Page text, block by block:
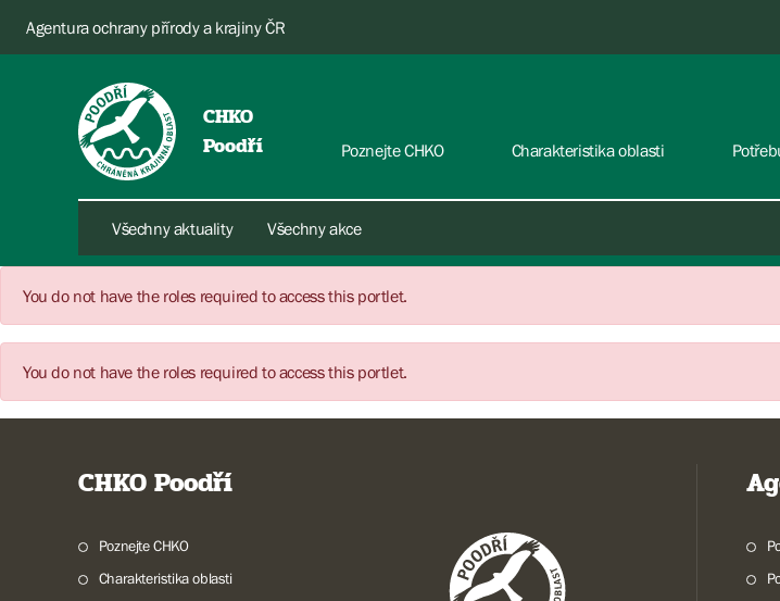
Agentura ochrany přírody a krajiny ČR
CHKO
Poodří
Poznejte CHKO Charakteristika oblasti
Všechny aktuality Všechny akce
You do not have the roles required to access this portlet.
You do not have the roles required to access this portlet.
CHKO Poodří
Poznejte CHKO
Charakteristika oblasti